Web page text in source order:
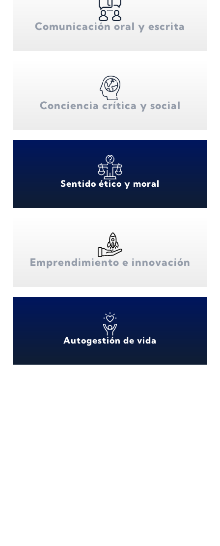
Comunicación oral y escrita
Conciencia crítica y social
Sentido ético y moral
Emprendimiento e innovación
Autogestión de vida